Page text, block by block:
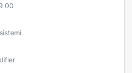
00